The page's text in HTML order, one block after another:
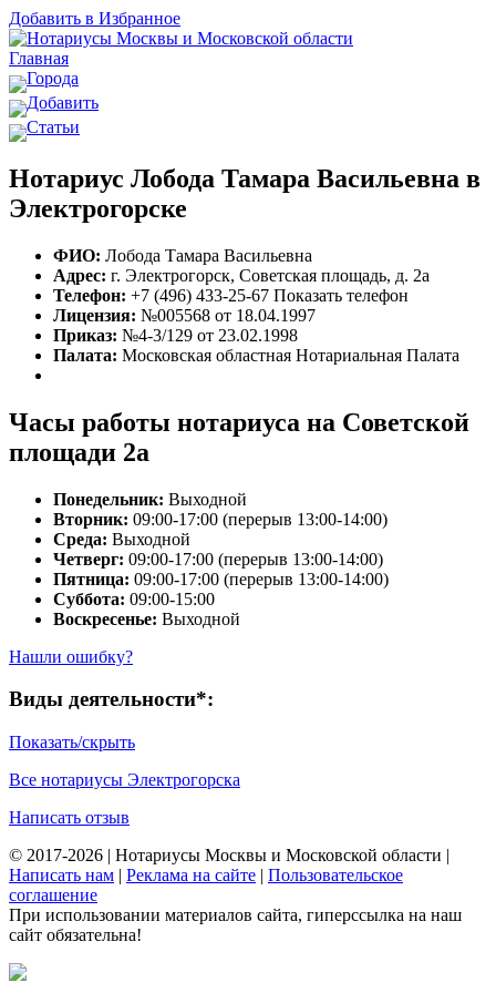
Добавить в Избранное
Главная
Города
Добавить
Статьи
Нотариус Лобода Тамара Васильевна в
Электрогорске
ФИО: Лобода Тамара Васильевна
Адрес: г. Электрогорск, Советская площадь, д. 2а
Телефон: +7 (496) 433-25-67 Показать телефон
Лицензия: №005568 от 18.04.1997
Приказ: №4-3/129 от 23.02.1998
Палата: Московская областная Нотариальная Палата
Часы работы нотариуса на Советской
площади 2а
Понедельник: Выходной
Вторник: 09:00-17:00 (перерыв 13:00-14:00)
Среда: Выходной
Четверг: 09:00-17:00 (перерыв 13:00-14:00)
Пятница: 09:00-17:00 (перерыв 13:00-14:00)
Суббота: 09:00-15:00
Воскресенье: Выходной
Нашли ошибку?
Виды деятельности*:
Показать/скрыть
Все нотариусы Электрогорска
Написать отзыв
© 2017-2026 | Нотариусы Москвы и Московской области |
Написать нам | Реклама на сайте | Пользовательское
соглашение
При использовании материалов сайта, гиперссылка на наш
сайт обязательна!